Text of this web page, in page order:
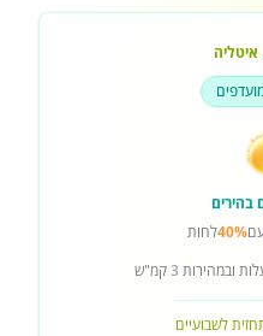
איטליה
בהירים
40%לחות
ובמהירות 3קמ"ש
לשבועיים